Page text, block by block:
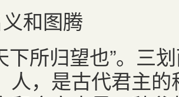
和图腾
下所归望也”。三
人，是古代君主